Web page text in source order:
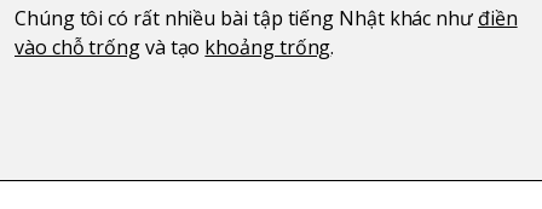
Chúng tôi có rất nhiều bài tập tiếng Nhật khác như điền
vào chỗ trốngvà tạo khoảng trống.